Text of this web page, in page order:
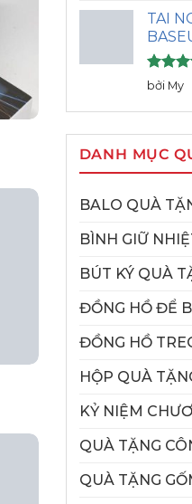
sao
TAI
Được
hạng
sao
bởi My
DANH MỤC
BALO QUÀ
BÌNH GIỮ
BÚT KÝ QUÀ
ĐỒNG HỒ ĐỂ
ĐỒNG HỒ
HỘP QUÀ
KỶ NIỆM
QUÀ TẶNG
QUÀ TẶNG